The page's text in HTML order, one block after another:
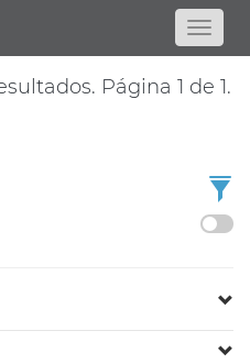
Página 1 de 1.